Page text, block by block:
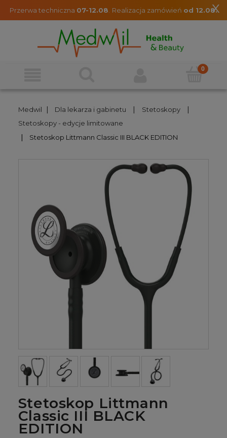
x
Przerwa techniczna 07-12.08 Realizacja zamówień od 12.08.
Medwil | Dla lekarza i gabinetu | Stetoskopy |
Stetoskopy - edycje limitowane
| Stetoskop Littmann Classic III BLACK EDITION
Stetoskop Littmann
Classic III BLACK
EDITION